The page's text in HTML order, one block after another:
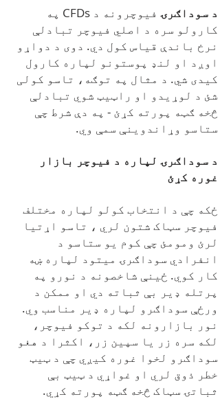
د سوداګرۍ
فیوچرونه د CFDs په
کارولو سره د اصلي فیوچر تبادلې
نرخ باندې قیاس کول دي. دوی د دواړو
اوږد او لنډ پوستونو لپاره کارول
کیدی شي. د مثال په توګه، تاسو کولی
شئ د لوړیدو او راټیټ شوي تبادلې
څخه ګټه پورته کړئ - په دې شرط چې
ستاسو وړاندوینې سمې وي.
د سوداګرۍ لپاره د فیوچر بازار
غوره کړئ
ځکه چې د انتخاب کولو لپاره مختلف
فیوچر سټاک شتون لري ، تاسو اړتیا
لرئ ومومئ چې کوم یو ستاسو د
انفرادي سوداګرۍ میتود لپاره ښه
کار کوي. ځینې شاخصونه د نورو په
پرتله ډیر بې ثباته دي او ممکن د
ورځې سوداګرو لپاره ډیر مناسب وي.
نور بازارونه لکه د توکو فیوچر،
لکه سره زر یا سپین زر، اکثرا د هغو
سوداګرو لخوا غوره کیږي چې د ټیټ
خطر ذوق لري او غواړي د ټیټ بې
ثباتۍ سټاک څخه ګټه پورته کړي.